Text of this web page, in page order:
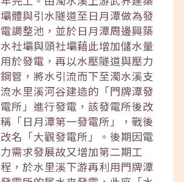
壩體與引水隧道至日月潭做為發
電調整池，並於日月潭周邊興築
水社壩與頭社壩藉此增加儲水量
用於發電，再以水壓隧道與壓力
鋼管，將水引流而下至濁水溪支
流水里溪河谷建造的「門牌潭發
電所」進行發電，該發電所後改
稱「日月潭第一發電所」，戰後
改名「大觀發電所」。後期因電
力需求發展故又增加第二期工
程，於水里溪下游再利用門牌潭